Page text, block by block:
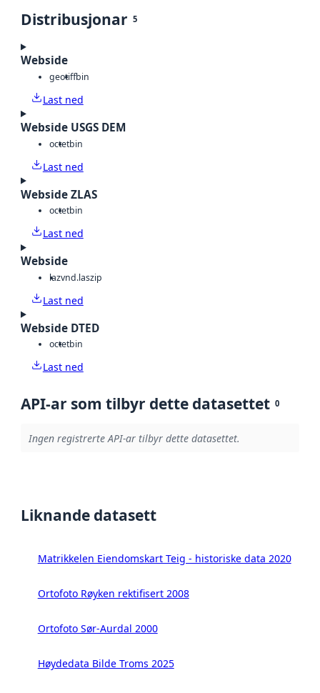
Distribusjonar 5
Webside
geotiffbin
Last ned
Webside USGS DEM
octetbin
Last ned
Webside ZLAS
octetbin
Last ned
Webside
lazvnd.laszip
Last ned
Webside DTED
octetbin
Last ned
API-ar som tilbyr dette datasettet 0
Ingen registrerte API-ar tilbyr dette datasettet.
Liknande datasett
Matrikkelen Eiendomskart Teig - historiske data 2020
Ortofoto Røyken rektifisert 2008
Ortofoto Sør-Aurdal 2000
Høydedata Bilde Troms 2025